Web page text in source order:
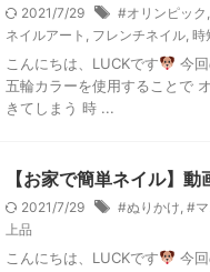
2021/7/29 #オリンピック ,
ネイルアート , フレンチネイル, 時
こんにちは、LUCKです
今
五輪カラーを使用することで
きてしまう 時 ...
【お家で簡単ネイル】
2021/7/29 #ぬりかけ, #
上品
こんにちは、LUCKです
今